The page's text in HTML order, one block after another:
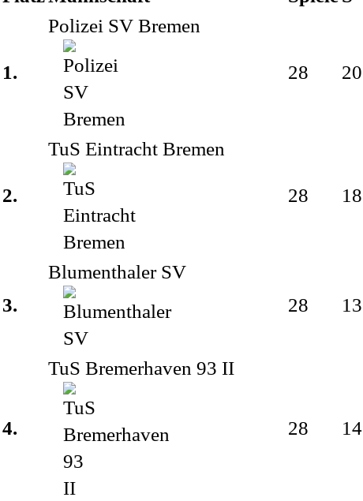
Spieltag
01.03.1970
-
1969/1970
(Amateurliga
Bremen)
1.
Polizei SV Bremen
28 20
2.
TuS Eintracht Bremen
28 18
3.
Blumenthaler SV
28
13
4.
TuS Bremerhaven 93 II
28 14